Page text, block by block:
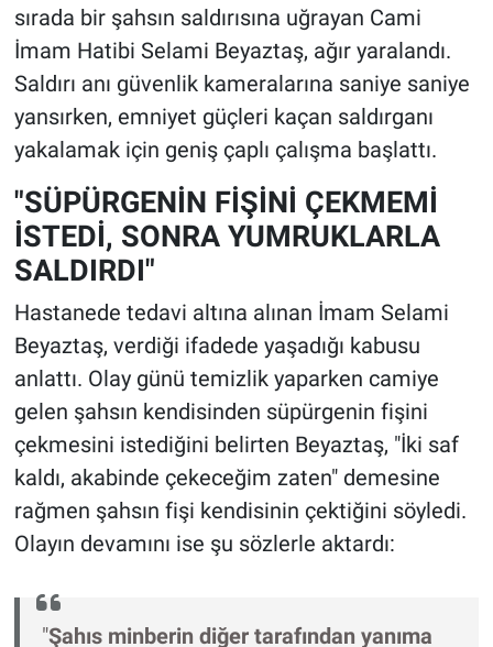
sırada bir şahsın saldırısına uğrayan Cami
İmam Hatibi Selami Beyaztaş, ağır yaralandı.
Saldırı anı güvenlik kameralarına saniye saniye
yansırken, emniyet güçleri kaçan saldırganı
yakalamak için geniş çaplı çalışma başlattı.
"SÜPÜRGENİN FİŞİNİ ÇEKMEMİ
İSTEDİ, SONRA YUMRUKLARLA
SALDIRDI"
Hastanede tedavi altına alınan İmam Selami
Beyaztaş, verdiği ifadede yaşadığı kabusu
anlattı. Olay günü temizlik yaparken camiye
gelen şahsın kendisinden süpürgenin fişini
çekmesini istediğini belirten Beyaztaş, "İki saf
kaldı, akabinde çekeceğim zaten" demesine
rağmen şahsın fişi kendisinin çektiğini söyledi.
Olayın devamını ise şu sözlerle aktardı:
"Şahıs minberin diğer tarafından yanıma